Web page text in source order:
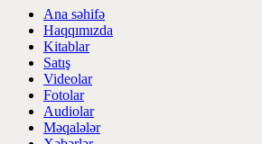
Ana səhifə
Haqqımızda
Kitablar
Satış
Videolar
Fotolar
Audiolar
Məqalələr